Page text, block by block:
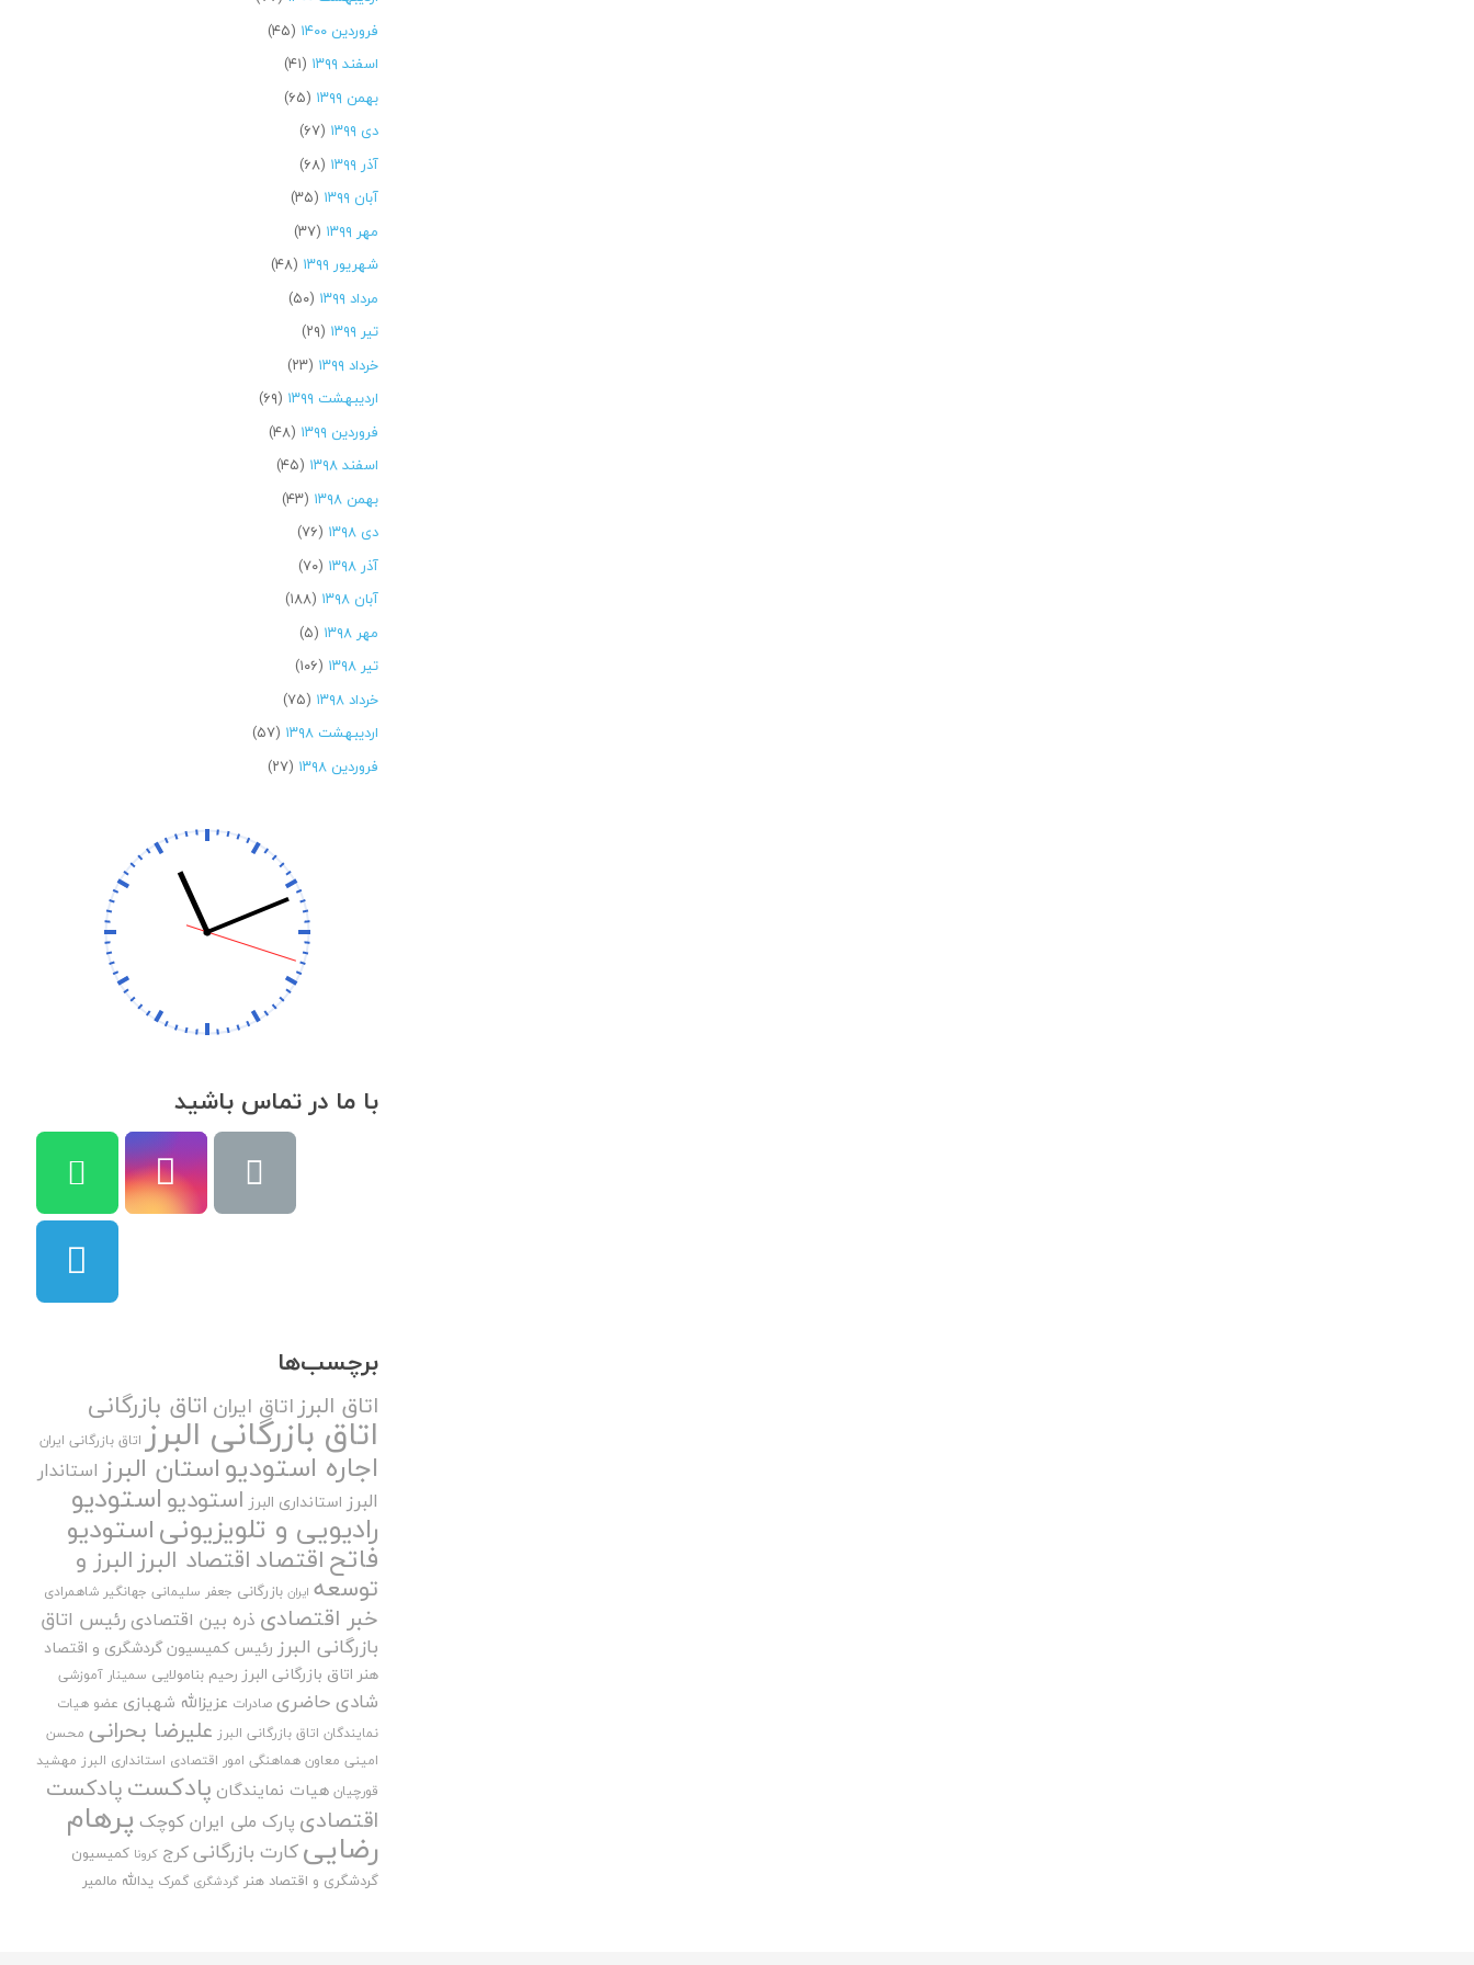
فروردین ۱۴۰۰
(۴۵)
اسفند ۱۳۹۹
(۴۱)
بهمن ۱۳۹۹
(۶۵)
دی ۱۳۹۹
(۶۷)
آذر ۱۳۹۹
(۶۸)
آبان ۱۳۹۹
(۳۵)
مهر ۱۳۹۹
(۳۷)
شهریور ۱۳۹۹
(۴۸)
مرداد ۱۳۹۹
(۵۰)
تیر ۱۳۹۹
(۲۹)
خرداد ۱۳۹۹
(۲۳)
اردیبهشت ۱۳۹۹
(۶۹)
فروردین ۱۳۹۹
(۴۸)
اسفند ۱۳۹۸
(۴۵)
بهمن ۱۳۹۸
(۴۳)
دی ۱۳۹۸
(۷۶)
آذر ۱۳۹۸
(۷۰)
آبان ۱۳۹۸
(۱۸۸)
مهر ۱۳۹۸
(۵)
تیر ۱۳۹۸
(۱۰۶)
خرداد ۱۳۹۸
(۷۵)
اردیبهشت ۱۳۹۸
(۵۷)
فروردین ۱۳۹۸
(۲۷)
با ما در تماس باشید
برچسب‌ها
اتاق البرزاتاق ایران اتاق بازرگانی
اتاق بازرگانی البرز اتاق بازرگانی ایران
اجاره استودیواستان البرز استاندار
البرز استانداری البرز استودیواستودیو
رادیویی و تلویزیونیاستودیو
فاتحاقتصاداقتصاد البرزالبرز و
توسعه ایران بازرگانی جعفر سلیمانی جهانگیر شاهمرادی
خبر اقتصادی ذره بین اقتصادی رئیس اتاق
بازرگانی البرز رئیس کمیسیون گردشگری و اقتصاد
هنر اتاق بازرگانی البرز رحیم بنامولایی سمینار آموزشی
شادی حاضری صادرات عزیزالله شهبازی عضو هیات
نمایندگان اتاق بازرگانی البرز علیرضا بحرانی محسن
امینی معاون هماهنگی امور اقتصادی استانداری البرز مهشید
قورچیان هیات نمایندگان پادکستپادکست
اقتصادی پارک ملی ایران کوچک پرهام
رضاییکارت بازرگانیکرج کرونا کمیسیون
گردشگری و اقتصاد هنر گردشگری گمرک یدالله مالمیر